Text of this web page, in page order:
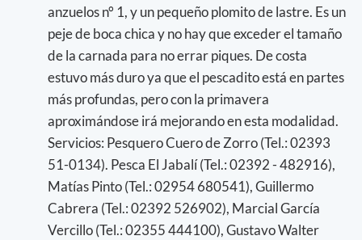
anzuelos n° 1, y un pequeño plomito de lastre. Es un
peje de boca chica y no hay que exceder el tamaño
de la carnada para no errar piques. De costa
estuvo más duro ya que el pescadito está en partes
más profundas, pero con la primavera
aproximándose irá mejorando en esta modalidad.
Servicios: Pesquero Cuero de Zorro (Tel.: 02393
51-0134). Pesca El Jabalí (Tel.: 02392 - 482916),
Matías Pinto (Tel.: 02954 680541), Guillermo
Cabrera (Tel.: 02392 526902), Marcial García
Vercillo (Tel.: 02355 444100), Gustavo Walter